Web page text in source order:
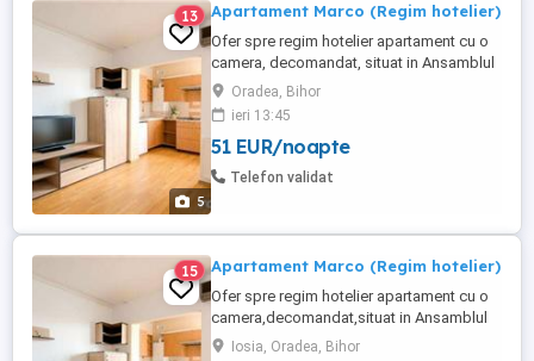
5
13 Apartament Marco (Regim hotelier)
Ofer spre regim hotelier apartament cu o
camera, decomandat, situat in Ansamblul
Rezidential Ared. Apartamentul este dotat
cu canapea extensibila,televizor
,interfon,alarma,aer conditionat,wi-fi,cablu
tv,aspirator,centrala proprie. Bucatarie
dotata cu plita pe gaz,hota,cuptor
Oradea, Bihor
ieri 13:45
51 EUR/noapte
Telefon validat
15 Apartament Marco (Regim hotelier)
Ofer spre regim hotelier apartament cu o
camera,decomandat,situat in Ansamblul
Rezidential Ared. Apartamentul este dotat
Iosia, Oradea, Bihor